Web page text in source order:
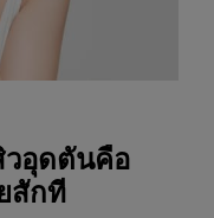
วอุดตันคือ
สักที